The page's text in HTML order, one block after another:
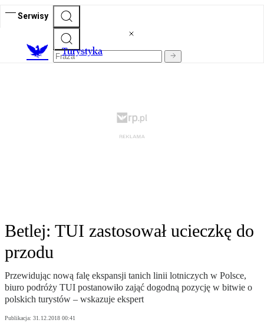
Serwisy
Turystyka
Betlej: TUI zastosował ucieczkę do
przodu
Przewidując nową falę ekspansji tanich linii lotniczych w Polsce,
biuro podróży TUI postanowiło zająć dogodną pozycję w bitwie o
polskich turystów – wskazuje ekspert
Publikacja: 31.12.2018 00:41